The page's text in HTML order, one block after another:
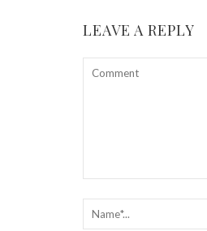
LEAVE A REPLY